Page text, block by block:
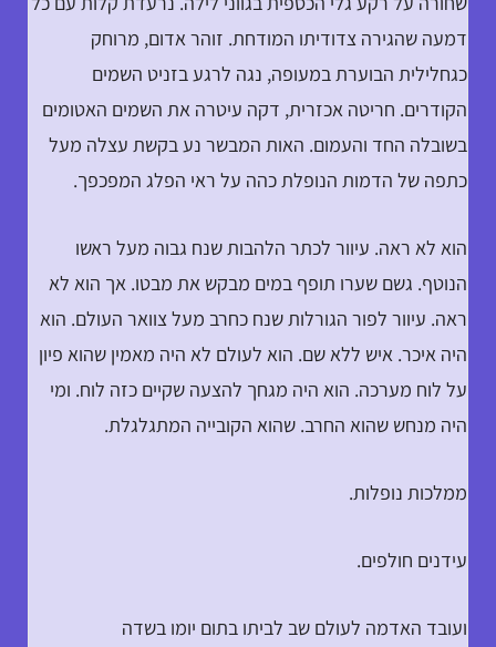
דמעה שהגירה צדודיתו המודחת. זוהר אדום, מרוחק
כגחלילית הבוערת במעופה, נגה לרגע בזניט השמים
הקודרים. חריטה אכזרית, דקה עיטרה את השמים האטומים
בשובלה החד והעמום. האות המבשר נע בקשת עצלה מעל
כתפה של הדמות הנופלת כהה על ראי הפלג המפכפך.
הוא לא ראה. עיוור לכתר הלהבות שנח גבוה מעל ראשו
הנוטף. גשם שערו תופף במים מבקש את מבטו. אך הוא לא
ראה. עיוור לפור הגורלות שנח כחרב מעל צוואר העולם. הוא
היה איכר. איש ללא שם. הוא לעולם לא היה מאמין שהוא פיון
על לוח מערכה. הוא היה מגחך להצעה שקיים כזה לוח. ומי
היה מנחש שהוא החרב. שהוא הקובייה המתגלגלת.
ממלכות נופלות.
עידנים חולפים.
ועובד האדמה לעולם שב לביתו בתום יומו בשדה